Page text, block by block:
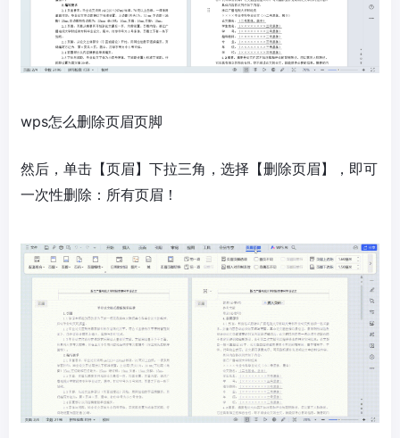
wps怎么删除页眉页脚
然后，单击【页眉】下拉三角，选择【删除页眉】，即可
一次性删除：所有页眉！